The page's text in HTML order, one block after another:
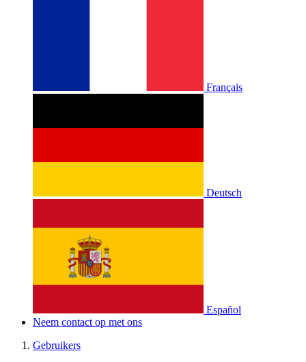
Français
Deutsch
Español
Neem contact op met ons
Gebruikers